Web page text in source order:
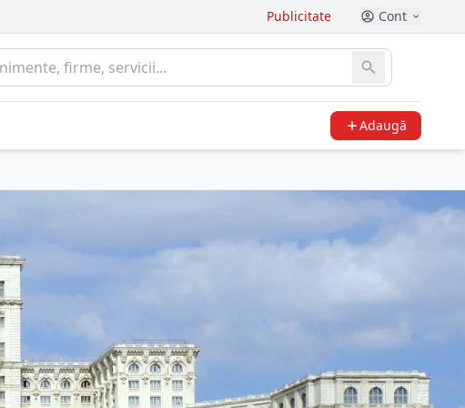
Publicitate Cont
Adaugă